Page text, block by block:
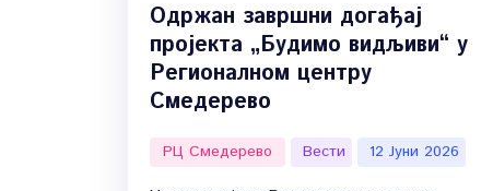
Одржан завршни догађај
пројекта „Будимо видљиви“ у
Регионалном центру
Смедерево
РЦ Смедерево Вести
12 Јуни 2026